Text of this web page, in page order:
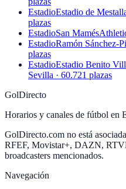
EstadioEstadio de
plazas
EstadioSan Mamés
EstadioRamón Sánchez-
plazas
EstadioEstadio Benito
Sevilla · 60.721 plazas
GolDirecto
Horarios y canales de fútbol en
GolDirecto.com no está
RFEF, Movistar+, DAZN,
broadcasters mencionados.
Navegación